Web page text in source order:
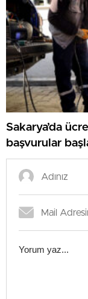
Sakarya’da
başvurular